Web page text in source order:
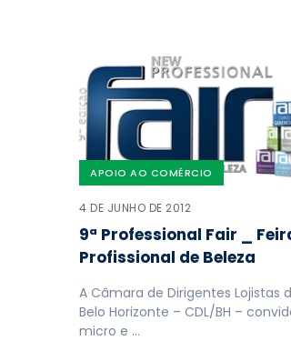
APOIO AO COMÉRCIO
4 DE JUNHO DE 2012
9ª Professional Fair _
Profissional de Beleza
A Câmara de Dirigentes Lojistas
Belo Horizonte – CDL/BH –
micro e …